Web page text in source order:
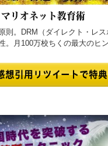
マリオネット教育術
則。DRM（ダイレクト・レ
。月100万校ちくの最大のヒ
想引用リツイートで特